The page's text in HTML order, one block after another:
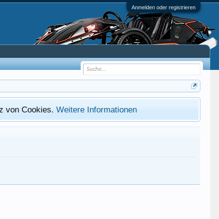
Anmelden oder registrieren
von Cookies.Weitere Informationen